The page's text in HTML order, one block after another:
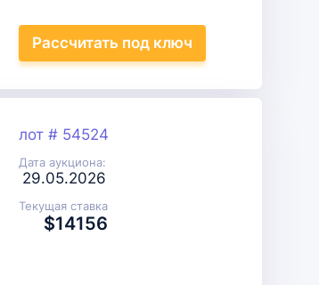
Рассчитать под ключ
лот # 54524
Дата аукциона:
29.05.2026
Текущая ставка
$14156